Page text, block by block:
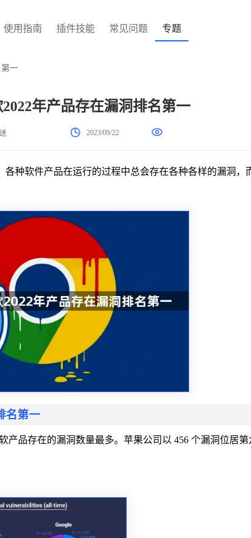
使用指南 插件技能 常见问题 专题
一
年产品存在漏洞排名第一
2023/09/22
各种软件产品在运行的过程中总会存在各种各样的漏洞，
名第一
产品存在的漏洞数量最多。苹果公司以 456 个漏洞位居第